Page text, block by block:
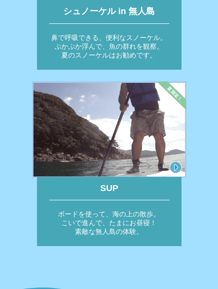
シュノーケル in 無人島
鼻で呼吸できる、便利なスノーケル。
ぷかぷか浮んで、魚の群れを観察。
夏のスノーケルはお勧めです。
SUP
ボードを使って、海の上の散歩。
こいで進んで、たまにお昼寝！
素敵な無人島の体験。